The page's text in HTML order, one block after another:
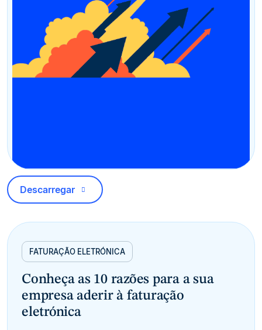
Descarregar
FATURAÇÃO ELETRÓNICA
Conheça as 10 razões para a sua
empresa aderir à faturação
eletrónica